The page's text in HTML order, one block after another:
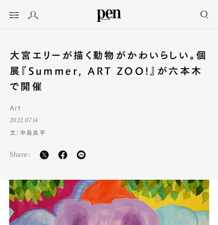
大宮エリーが描く動物がかわいらしい。個
展『Summer, ART ZOO!』が六本木
で開催
Art
2022.07.14
文：中島良平
Share: